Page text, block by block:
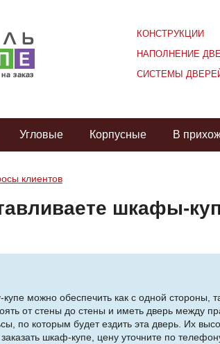
КОНСТРУКЦИИ
НАПОЛНЕНИЕ
СИСТЕМЫ
Угловые Корпусные В
клиентов
шкафы-
можно обеспечить как с одной стороны,
от стены до стены и иметь дверь между
по которым будет ездить эта дверь. Их
шкаф-купе, цену уточните по